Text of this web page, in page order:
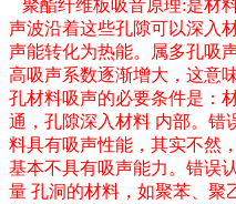
聚酯纤维板吸音原理:是材
声波沿着这些孔隙可以深入
声能转化为热能。属多孔吸
高吸声系数逐渐增大，这意
孔材料吸声的必要条件是：
通，孔隙深入材料 内部。错
料具有吸声性能，其实不然
基本不具有吸声能力。错误
量 孔洞的材料，如聚苯、聚